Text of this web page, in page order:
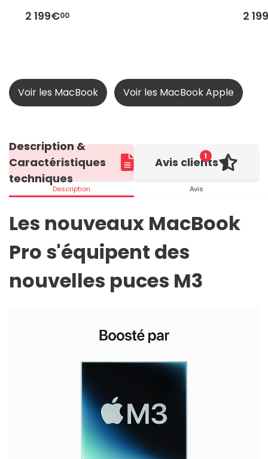
2 199€00 2
Voir les MacBook Voir les MacBook Apple
Description &
Caractéristiques
techniques
Description
1
Avis clients
Avis
Les nouveaux MacBook
Pro s'équipent des
nouvelles puces M3